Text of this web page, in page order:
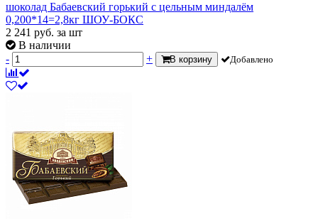
шоколад Бабаевский горький с цельным миндалём
0,200*14=2,8кг ШОУ-БОКС
2 241 руб. за шт
В наличии
-
+ В корзину Добавлено